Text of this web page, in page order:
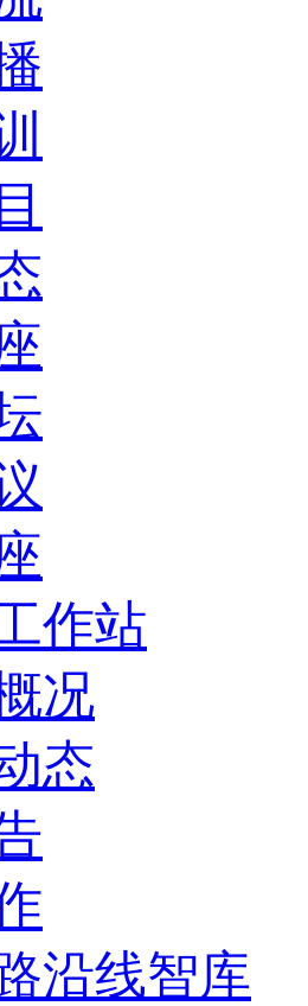
作站
况
态
沿线智库